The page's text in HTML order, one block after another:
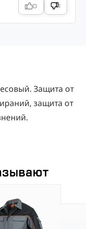
0 1
Защита от
защита от
регулируемыми
на спинке